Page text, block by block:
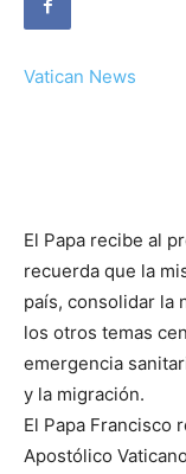
Vatican News
El Papa recibe al
recuerda que la
país, consolidar la
los otros temas
emergencia
y la migración.
El Papa Francisco
Apostólico